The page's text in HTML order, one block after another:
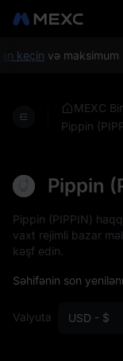
keçinvə maksimum
MEXC
Pippin
Pippin
Pippin (PIPPIN)
vaxt rejimli bazar
kəşf edin.
Səhifənin son
Valyuta USD - $